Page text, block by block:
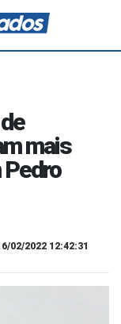
mais
Pedro
02/2022 12:42:31